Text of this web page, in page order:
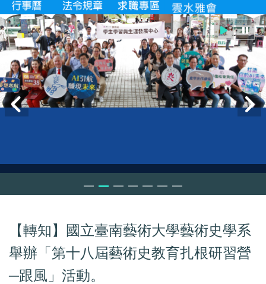
【轉知】國立臺南藝術大學藝術史學系
舉辦「第十八屆藝術史教育扎根研習營
─跟風」活動。